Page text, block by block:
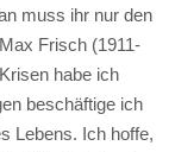
muss ihr nur den
Frisch (1911-
habe ich
beschäftige ich
Lebens. Ich hoffe,